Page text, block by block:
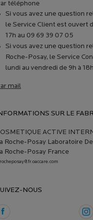
téléphone
Si vous avez une question
le Service Client est ouvert
17h au 09 69 39 07 05
Si vous avez une question
Roche-Posay, le Service
lundi au vendredi de 9h à
mail
SUR LE
ACTIVE
Roche-Posay Laboratoire
Roche-Posay France
NOUS